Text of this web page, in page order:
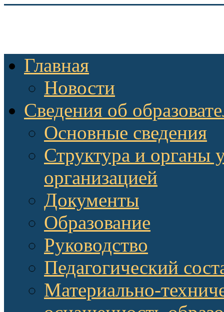
Главная
Новости
Сведения об
Основные сведения
Структура и органы
организацией
Документы
Образование
Руководство
Педагогический
Материально-